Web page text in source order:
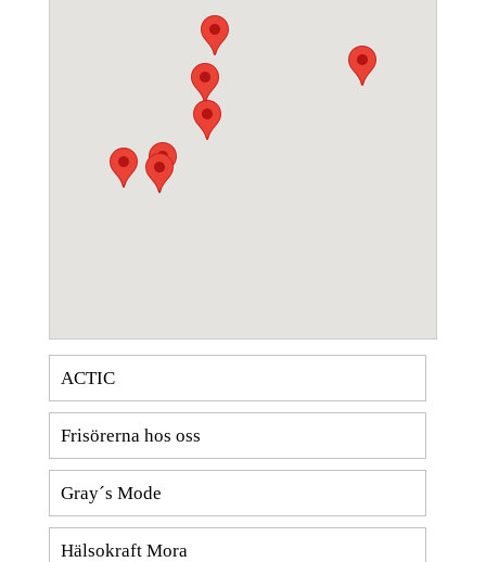
ACTIC
Frisörerna hos oss
Gray´s Mode
Hälsokraft Mora